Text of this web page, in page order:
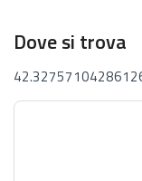
Dove si trova